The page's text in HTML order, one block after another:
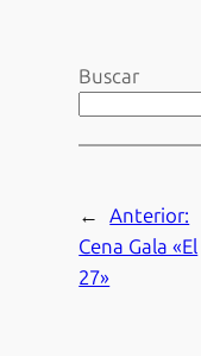
Buscar
←
Anterior:
Cena Gala «El
27»